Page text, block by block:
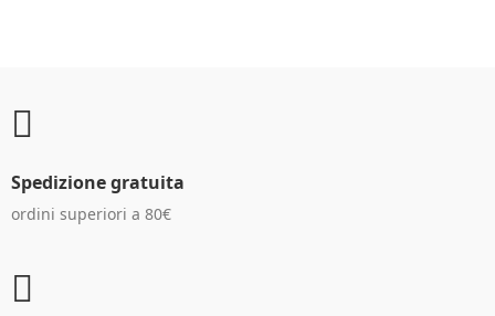
Spedizione gratuita
ordini superiori a 80€